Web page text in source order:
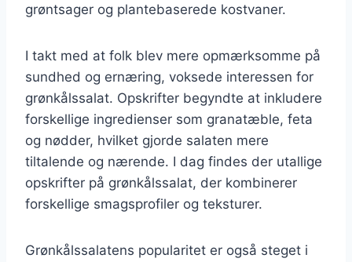
grøntsager og plantebaserede kostvaner.
I takt med at folk blev mere opmærksomme på
sundhed og ernæring, voksede interessen for
grønkålssalat. Opskrifter begyndte at inkludere
forskellige ingredienser som granatæble, feta
og nødder, hvilket gjorde salaten mere
tiltalende og nærende. I dag findes der utallige
opskrifter på grønkålssalat, der kombinerer
forskellige smagsprofiler og teksturer.
Grønkålssalatens popularitet er også steget i